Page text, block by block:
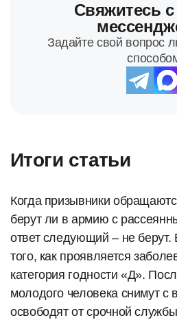
Свяжитесь
Задайте свой вопрос
Итоги статьи
Когда призывники
берут ли в армию с
ответ следующий – не берут.
того, как проявляется
категория годности «Д».
молодого человека снимут с
освободят от срочной